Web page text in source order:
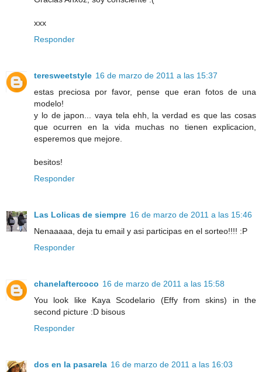
xxx
Responder
teresweetstyle 16 de marzo de 2011 a las 15:37
estas preciosa por favor, pense que eran fotos de una
modelo!
y lo de japon... vaya tela ehh, la verdad es que las cosas
que ocurren en la vida muchas no tienen explicacion,
esperemos que mejore.
besitos!
Responder
Las Lolicas de siempre 16 de marzo de 2011 a las 15:46
Nenaaaaa, deja tu email y asi participas en el sorteo!!!! :P
Responder
chanelaftercoco 16 de marzo de 2011 a las 15:58
You look like Kaya Scodelario (Effy from skins) in the
second picture :D bisous
Responder
dos en la pasarela 16 de marzo de 2011 a las 16:03